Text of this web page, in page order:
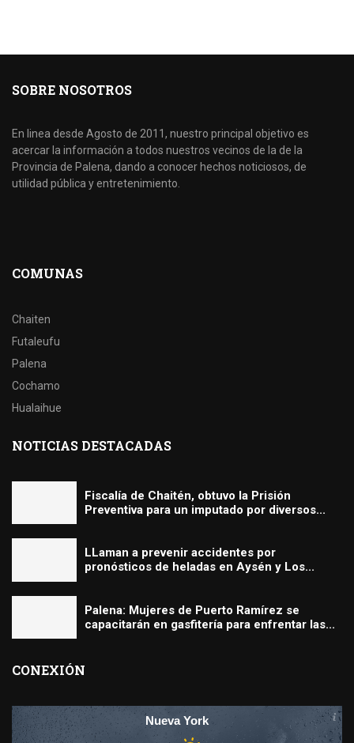
SOBRE NOSOTROS
En linea desde Agosto de 2011, nuestro principal objetivo es
acercar la información a todos nuestros vecinos de la de la
Provincia de Palena, dando a conocer hechos noticiosos, de
utilidad pública y entretenimiento.
COMUNAS
Chaiten
Futaleufu
Palena
Cochamo
Hualaihue
NOTICIAS DESTACADAS
Fiscalía de Chaitén, obtuvo la Prisión
Preventiva para un imputado por diversos...
LLaman a prevenir accidentes por
pronósticos de heladas en Aysén y Los...
Palena: Mujeres de Puerto Ramírez se
capacitarán en gasfitería para enfrentar las...
CONEXIÓN
Nueva York